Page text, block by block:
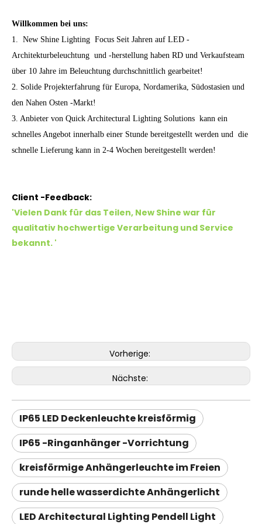
Willkommen bei uns:
1. New Shine Lighting Focus Seit Jahren auf LED -
Architekturbeleuchtung und -herstellung haben RD und Verkaufsteam
über 10 Jahre im Beleuchtung durchschnittlich gearbeitet!
2. Solide Projekterfahrung für Europa, Nordamerika, Südostasien und
den Nahen Osten -Markt!
3. Anbieter von Quick Architectural Lighting Solutions kann ein
schnelles Angebot innerhalb einer Stunde bereitgestellt werden und die
schnelle Lieferung kann in 2-4 Wochen bereitgestellt werden!
Client -Feedback:
'Vielen Dank für das Teilen, New Shine war für
qualitativ hochwertige Verarbeitung und Service
bekannt. '
Vorherige:
Nächste:
IP65 LED Deckenleuchte kreisförmig
IP65 -Ringanhänger -Vorrichtung
kreisförmige Anhängerleuchte im Freien
runde helle wasserdichte Anhängerlicht
LED Architectural Lighting Pendell Light